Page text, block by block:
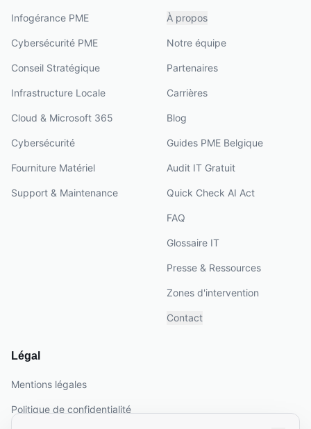
Infogérance PME
Cybersécurité PME
Conseil Stratégique
Infrastructure Locale
Cloud & Microsoft 365
Cybersécurité
Fourniture Matériel
Support & Maintenance
À propos
Notre équipe
Partenaires
Carrières
Blog
Guides PME Belgique
Audit IT Gratuit
Quick Check AI Act
FAQ
Glossaire IT
Presse & Ressources
Zones d'intervention
Contact
Légal
Mentions légales
Politique de confidentialité